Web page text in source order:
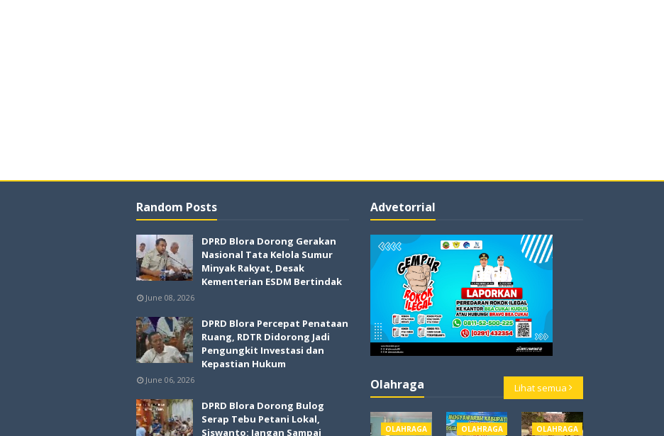
Random Posts
DPRD Blora Dorong Gerakan
Nasional Tata Kelola Sumur
Minyak Rakyat, Desak
Kementerian ESDM Bertindak
June 08, 2026
DPRD Blora Percepat Penataan
Ruang, RDTR Didorong Jadi
Pengungkit Investasi dan
Kepastian Hukum
June 06, 2026
DPRD Blora Dorong Bulog
Serap Tebu Petani Lokal,
Siswanto: Jangan Sampai
Advetorrial
Olahraga Lihat semua
OLAHRAGA OLAHRAGA OLAHRAGA